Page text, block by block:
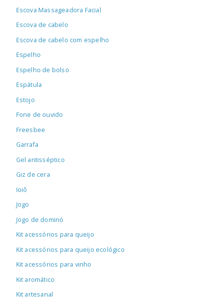
Escova Massageadora Facial
Escova de cabelo
Escova de cabelo com espelho
Espelho
Espelho de bolso
Espátula
Estojo
Fone de ouvido
Freesbee
Garrafa
Gel antisséptico
Giz de cera
Ioiô
Jogo
Jogo de dominó
Kit acessórios para queijo
Kit acessórios para queijo ecológico
Kit acessórios para vinho
Kit aromático
Kit artesanal